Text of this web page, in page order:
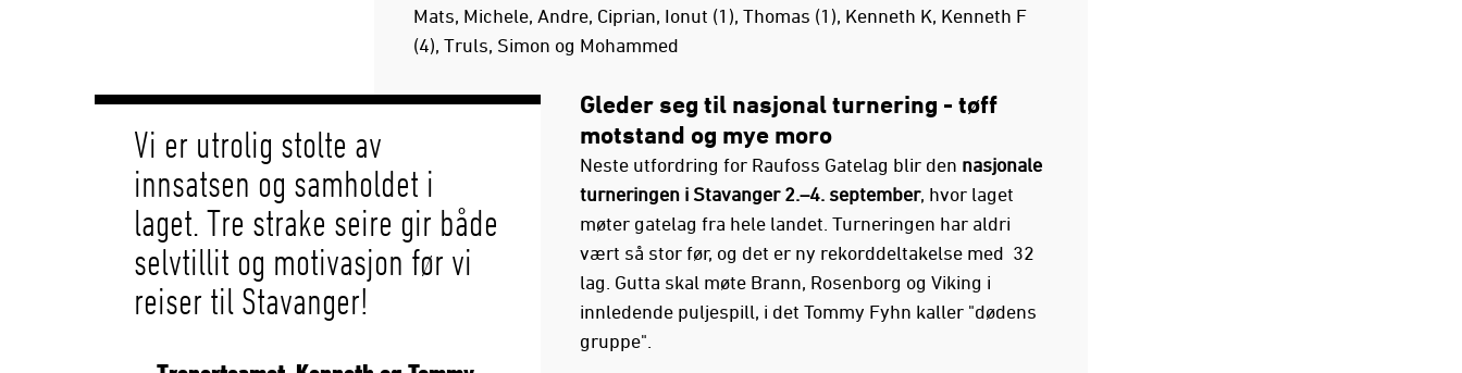
Mats, Michele, Andre, Ciprian, Ionut (1), Thomas (1), Kenneth K, Kenneth F
(4), Truls, Simon og Mohammed
Vi er utrolig stolte av
innsatsen og samholdet i
laget. Tre strake seire gir både
selvtillit og motivasjon før vi
reiser til Stavanger!
Gleder seg til nasjonal turnering - tøff
motstand og mye moro
Neste utfordring for Raufoss Gatelag blir den nasjonale
turneringen i Stavanger 2.–4. september, hvor laget
møter gatelag fra hele landet. Turneringen har aldri
vært så stor før, og det er ny rekorddeltakelse med 32
lag. Gutta skal møte Brann, Rosenborg og Viking i
innledende puljespill, i det Tommy Fyhn kaller "dødens
gruppe".